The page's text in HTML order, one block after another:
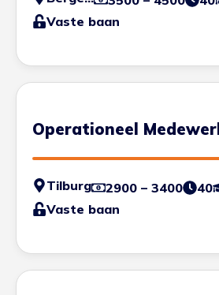
Vaste baan
Operationeel
Tilburg 2900 – 3400 40
Vaste baan